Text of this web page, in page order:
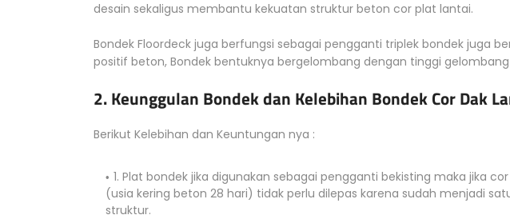
desain sekaligus membantu kekuatan struktur beton cor plat lantai.
Bondek Floordeck juga berfungsi sebagai pengganti triplek bondek juga
positif beton, Bondek bentuknya bergelombang dengan tinggi
2. Keunggulan Bondek dan Kelebihan Bondek Cor Dak
Berikut Kelebihan dan Keuntungan nya :
1. Plat bondek jika digunakan sebagai pengganti bekisting maka jika
(usia kering beton 28 hari) tidak perlu dilepas karena sudah menjadi
struktur.